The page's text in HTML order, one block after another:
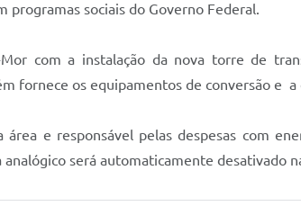
programas sociais do Governo Federal.
com a instalação da nova torre de
fornece os equipamentos de conversão e a
e responsável pelas despesas com
será automaticamente desativado